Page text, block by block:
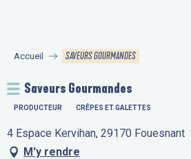
principal
Accueil SAVEURS GOURMANDES
Saveurs Gourmandes
PRODUCTEUR CRÊPES ET GALETTES
4 Espace Kervihan, 29170 Fouesnant
M'y rendre